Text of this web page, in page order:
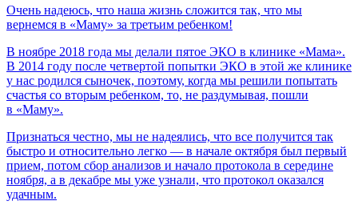
Очень надеюсь, что наша жизнь сложится так, что мы
вернемся в «Маму» за третьим ребенком!
В ноябре 2018 года мы делали пятое ЭКО в клинике «Мама».
В 2014 году после четвертой попытки ЭКО в этой же клинике
у нас родился сыночек, поэтому, когда мы решили попытать
счастья со вторым ребенком, то, не раздумывая, пошли
в «Маму».
Признаться честно, мы не надеялись, что все получится так
быстро и относительно легко — в начале октября был первый
прием, потом сбор анализов и начало протокола в середине
ноября, а в декабре мы уже узнали, что протокол оказался
удачным.